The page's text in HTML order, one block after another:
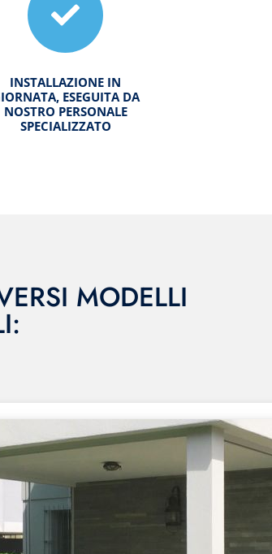
INSTALLAZIONE IN
ESEGUITA DA
NOSTRO PERSONALE
SPECIALIZZATO
MODELLI